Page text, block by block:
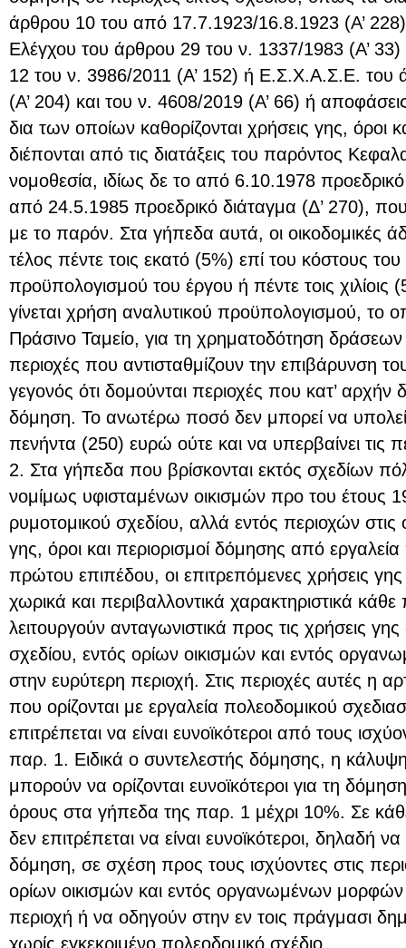
άρθρου 10 του από 17.7.1923/16.8.1923 (Α’ 228)
Ελέγχου του άρθρου 29 του ν. 1337/1983 (Α’
12 του ν. 3986/2011 (Α’ 152) ή Ε.Σ.Χ.Α.Σ.Ε. του
(Α’ 204) και του ν. 4608/2019 (Α’ 66) ή
δια των οποίων καθορίζονται χρήσεις γης, όροι
διέπονται από τις διατάξεις του παρόντος
νομοθεσία, ιδίως δε το από 6.10.1978
από 24.5.1985 προεδρικό διάταγμα (Δ’ 270), που
με το παρόν. Στα γήπεδα αυτά, οι οικοδομικές
τέλος πέντε τοις εκατό (5%) επί του κόστους
προϋπολογισμού του έργου ή πέντε τοις
γίνεται χρήση αναλυτικού προϋπολογισμού, το
Πράσινο Ταμείο, για τη χρηματοδότηση δράσεων
περιοχές που αντισταθμίζουν την επιβάρυνση
γεγονός ότι δομούνται περιοχές που κατ’ αρχήν
δόμηση. Το ανωτέρω ποσό δεν μπορεί να
πενήντα (250) ευρώ ούτε και να υπερβαίνει τις
2. Στα γήπεδα που βρίσκονται εκτός σχεδίων
νομίμως υφισταμένων οικισμών προ του έτους
ρυμοτομικού σχεδίου, αλλά εντός περιοχών στις
γης, όροι και περιορισμοί δόμησης από
πρώτου επιπέδου, οι επιτρεπόμενες χρήσεις
χωρικά και περιβαλλοντικά χαρακτηριστικά
λειτουργούν ανταγωνιστικά προς τις χρήσεις γης
σχεδίου, εντός ορίων οικισμών και εντός
στην ευρύτερη περιοχή. Στις περιοχές αυτές η
που ορίζονται με εργαλεία πολεοδομικού
επιτρέπεται να είναι ευνοϊκότεροι από τους
παρ. 1. Ειδικά ο συντελεστής δόμησης, η
μπορούν να ορίζονται ευνοϊκότεροι για τη
όρους στα γήπεδα της παρ. 1 μέχρι 10%. Σε
δεν επιτρέπεται να είναι ευνοϊκότεροι, δηλαδή
δόμηση, σε σχέση προς τους ισχύοντες στις
ορίων οικισμών και εντός οργανωμένων
περιοχή ή να οδηγούν στην εν τοις πράγμασι
χωρίς εγκεκριμένο πολεοδομικό σχέδιο.